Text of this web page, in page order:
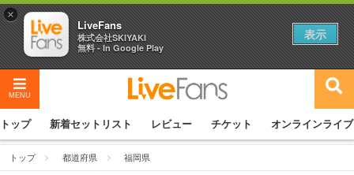
MENU
トップ 新着セットリスト レビュー チケット オンラインライブ
トップ 都道府県 福岡県
×
LiveFans
株式会社SKIYAKI
無料 - In Google Play
表示